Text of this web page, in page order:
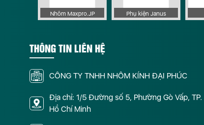
Nhôm Maxpro.JP Phụ kiện Janus
THÔNG TIN LIÊN HỆ
CÔNG TY TNHH NHÔM KÍNH ĐẠI PHÚC
Địa chỉ: 1/5 Đường số 5, Phường Gò Vấp, TP.
Hồ Chí Minh